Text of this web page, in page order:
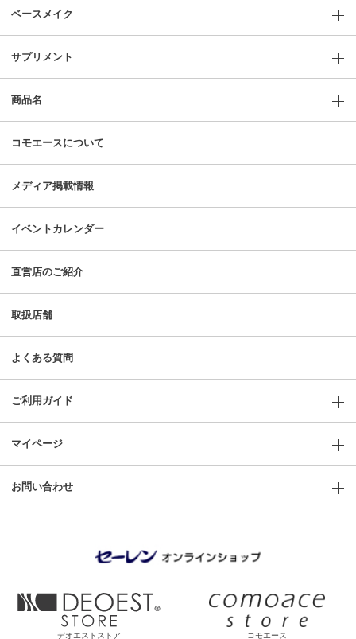
ベースメイク
サプリメント
商品名
コモエースについて
メディア掲載情報
イベントカレンダー
直営店のご紹介
取扱店舗
よくある質問
ご利用ガイド
マイページ
お問い合わせ
デオエストストア コモエース